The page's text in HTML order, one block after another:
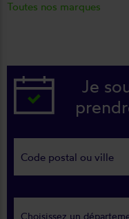
Toutes nos marques
Je
Choisissez un